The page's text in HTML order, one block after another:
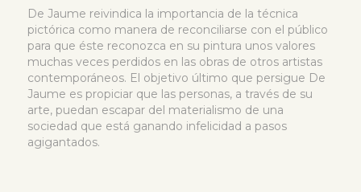
De Jaume reivindica la importancia de la técnica
pictórica como manera de reconciliarse con el público
para que éste reconozca en su pintura unos valores
muchas veces perdidos en las obras de otros artistas
contemporáneos. El objetivo último que persigue De
Jaume es propiciar que las personas, a través de su
arte, puedan escapar del materialismo de una
sociedad que está ganando infelicidad a pasos
agigantados.